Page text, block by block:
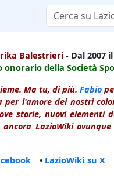
Balestrieri - Dal 2007
onorario della Società
Ma tu, di più. Fabio
l'amore dei nostri
storie, nuovi
LazioWiki
• LazioWiki su X